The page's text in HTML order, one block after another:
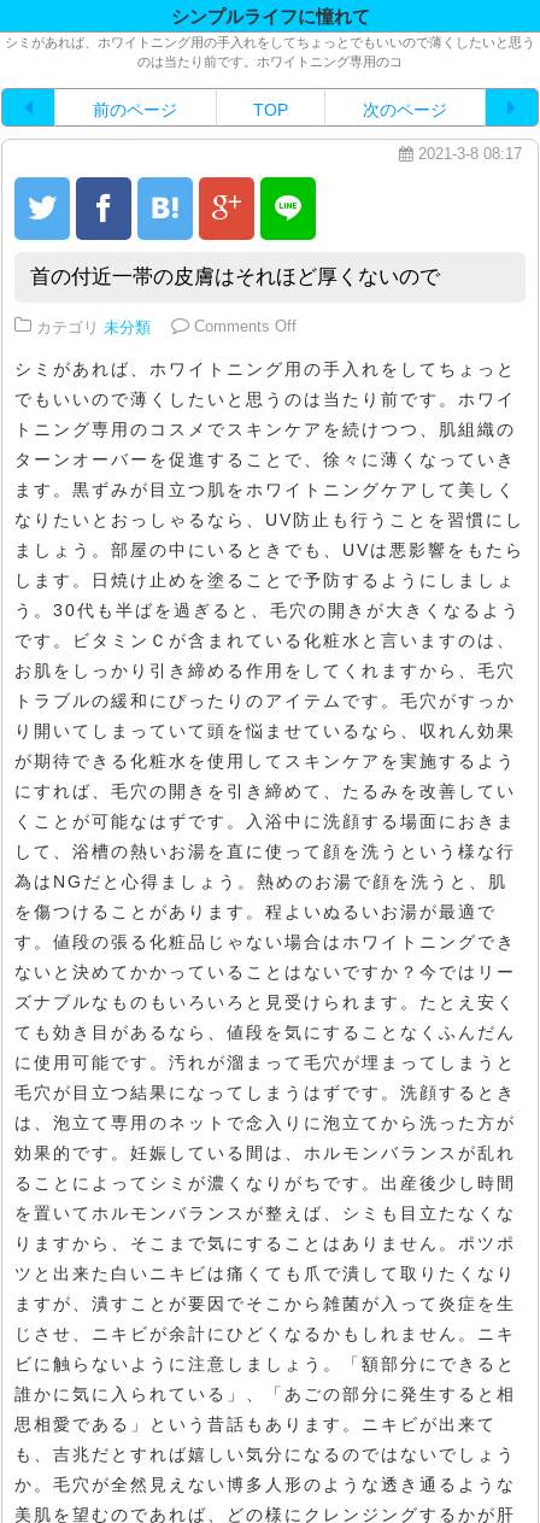
シンプルライフに憧れて
シミがあれば、ホワイトニング用の手入れをしてちょっとでもいいので薄くしたいと思う
のは当たり前です。ホワイトニング専用のコ
前のページ TOP 次のページ
2021-3-8 08:17
首の付近一帯の皮膚はそれほど厚くないので
カテゴリ 未分類 Comments Offon 首の付近一帯の皮膚はそれほ
シミがあれば、ホワイトニング用の手入れをしてちょっと
でもいいので薄くしたいと思うのは当たり前です。ホワイ
トニング専用のコスメでスキンケアを続けつつ、肌組織の
ターンオーバーを促進することで、徐々に薄くなっていき
ます。黒ずみが目立つ肌をホワイトニングケアして美しく
なりたいとおっしゃるなら、UV防止も行うことを習慣にし
ましょう。部屋の中にいるときでも、UVは悪影響をもたら
します。日焼け止めを塗ることで予防するようにしましょ
う。30代も半ばを過ぎると、毛穴の開きが大きくなるよう
です。ビタミンＣが含まれている化粧水と言いますのは、
お肌をしっかり引き締める作用をしてくれますから、毛穴
トラブルの緩和にぴったりのアイテムです。毛穴がすっか
り開いてしまっていて頭を悩ませているなら、収れん効果
が期待できる化粧水を使用してスキンケアを実施するよう
にすれば、毛穴の開きを引き締めて、たるみを改善してい
くことが可能なはずです。入浴中に洗顔する場面におきま
して、浴槽の熱いお湯を直に使って顔を洗うという様な行
為はNGだと心得ましょう。熱めのお湯で顔を洗うと、肌
を傷つけることがあります。程よいぬるいお湯が最適で
す。値段の張る化粧品じゃない場合はホワイトニングでき
ないと決めてかかっていることはないですか？今ではリー
ズナブルなものもいろいろと見受けられます。たとえ安く
ても効き目があるなら、値段を気にすることなくふんだん
に使用可能です。汚れが溜まって毛穴が埋まってしまうと
毛穴が目立つ結果になってしまうはずです。洗顔するとき
は、泡立て専用のネットで念入りに泡立てから洗った方が
効果的です。妊娠している間は、ホルモンバランスが乱れ
ることによってシミが濃くなりがちです。出産後少し時間
を置いてホルモンバランスが整えば、シミも目立たなくな
りますから、そこまで気にすることはありません。ポツポ
ツと出来た白いニキビは痛くても爪で潰して取りたくなり
ますが、潰すことが要因でそこから雑菌が入って炎症を生
じさせ、ニキビが余計にひどくなるかもしれません。ニキ
ビに触らないように注意しましょう。「額部分にできると
誰かに気に入られている」、「あごの部分に発生すると相
思相愛である」という昔話もあります。ニキビが出来て
も、吉兆だとすれば嬉しい気分になるのではないでしょう
か。毛穴が全然見えない博多人形のような透き通るような
美肌を望むのであれば、どの様にクレンジングするかが肝